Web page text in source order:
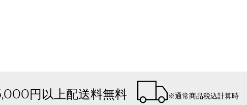
円以上配送料無料 ※通常商品税込計算時